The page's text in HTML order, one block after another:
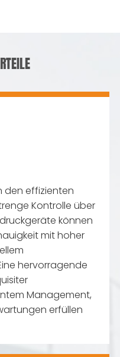
den effizienten
Kontrolle über
können
mit hoher
hervorragende
Management,
erfüllen